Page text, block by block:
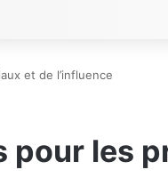
et de l’influence
pour les